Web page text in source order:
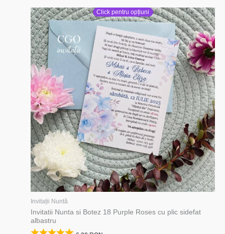
Click pentru opțiuni
Invitații Nuntă
Invitatii Nunta si Botez 18 Purple Roses cu plic sidefat
albastru